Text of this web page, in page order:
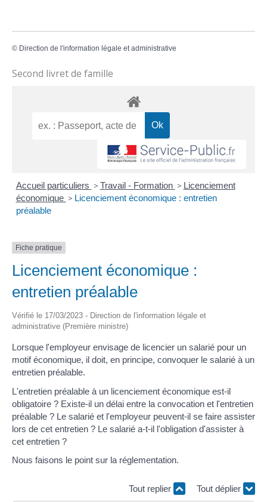
© Direction de l'information légale et administrative
Second livret de famille
Accueil particuliers > Travail - Formation > Licenciement
économique > Licenciement économique : entretien
préalable
Fiche pratique
Licenciement économique :
entretien préalable
Vérifié le 17/03/2023 - Direction de l'information légale et
administrative (Première ministre)
Lorsque l'employeur envisage de licencier un salarié pour un
motif économique, il doit, en principe, convoquer le salarié à un
entretien préalable.
L'entretien préalable à un licenciement économique est-il
obligatoire ? Existe-il un délai entre la convocation et l'entretien
préalable ? Le salarié et l'employeur peuvent-il se faire assister
lors de cet entretien ? Le salarié a-t-il l'obligation d'assister à
cet entretien ?
Nous faisons le point sur la réglementation.
Tout replier Tout déplier